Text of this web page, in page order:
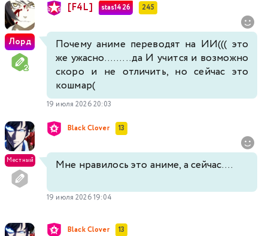
Лорд
[F4L] stas1426 245
Почему аниме переводят на ИИ((( это
же ужасно.........да И учится и возможно
скоро и не отличить, но сейчас это
кошмар(
19 июля 2026 20:03
Местный
Black Clover 13
Мне нравилось это аниме, а сейчас....
19 июля 2026 19:04
Black Clover 13